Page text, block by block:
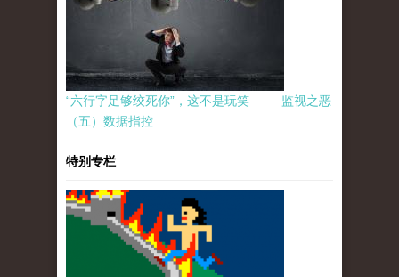
“六行字足够绞死你”，这不是玩笑 —— 监视之恶
（五）数据指控
特别专栏